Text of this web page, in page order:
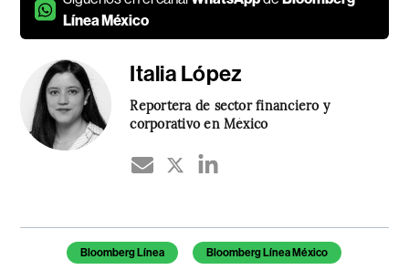
Línea México
Italia López
Reportera de sector financiero y
corporativo en México
Temas de este artículo
Bloomberg Línea Bloomberg Línea México